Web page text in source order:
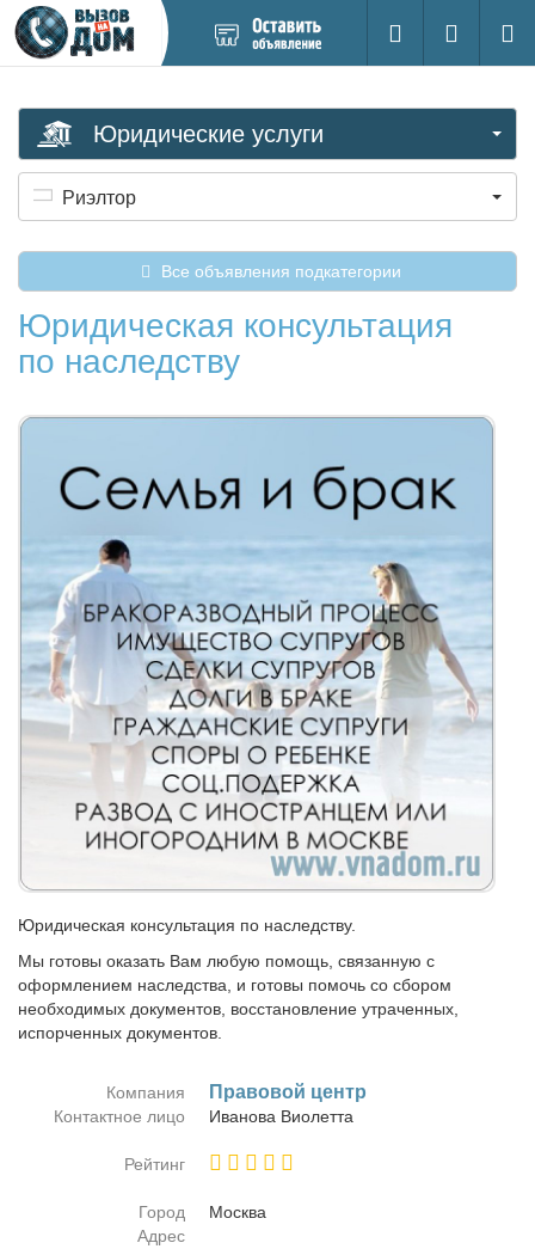
новое
Поиск
Вход на
Юридические услуги
Риэлтор
Все объявления подкатегории
Юридическая консультация
по наследству
Юридическая консультация по наследству.
Мы готовы оказать Вам любую помощь, связанную с
оформлением наследства, и готовы помочь со сбором
необходимых документов, восстановление утраченных,
испорченных документов.
Компания Пра­во­вой центр
Контактное лицо Ива­но­ва Ви­о­лет­та
Рейтинг
Город
Москва
Адрес